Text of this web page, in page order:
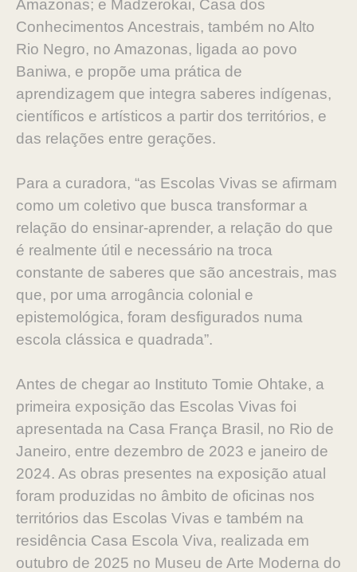
Amazonas; e Madzerokai, Casa dos
Conhecimentos Ancestrais, também no Alto
Rio Negro, no Amazonas, ligada ao povo
Baniwa, e propõe uma prática de
aprendizagem que integra saberes indígenas,
científicos e artísticos a partir dos territórios, e
das relações entre gerações.
Para a curadora, “as Escolas Vivas se afirmam
como um coletivo que busca transformar a
relação do ensinar-aprender, a relação do que
é realmente útil e necessário na troca
constante de saberes que são ancestrais, mas
que, por uma arrogância colonial e
epistemológica, foram desfigurados numa
escola clássica e quadrada”.
Antes de chegar ao Instituto Tomie Ohtake, a
primeira exposição das Escolas Vivas foi
apresentada na Casa França Brasil, no Rio de
Janeiro, entre dezembro de 2023 e janeiro de
2024. As obras presentes na exposição atual
foram produzidas no âmbito de oficinas nos
territórios das Escolas Vivas e também na
residência Casa Escola Viva, realizada em
outubro de 2025 no Museu de Arte Moderna do